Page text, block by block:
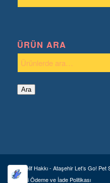
ÜRÜN ARA
Ara
© Telif Hakkı - Ataşehir Let’s Go!
Geri Ödeme ve İade Politikası